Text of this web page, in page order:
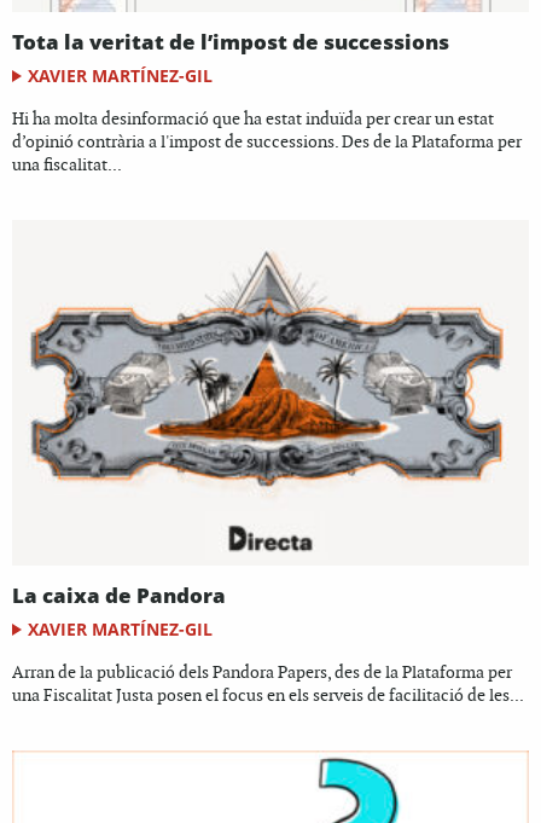
Tota la veritat de l’impost de successions
XAVIER MARTÍNEZ-GIL
Hi ha molta desinformació que ha estat induïda per crear un estat
d’opinió contrària a l'impost de successions. Des de la Plataforma per
una fiscalitat...
La caixa de Pandora
XAVIER MARTÍNEZ-GIL
Arran de la publicació dels Pandora Papers, des de la Plataforma per
una Fiscalitat Justa posen el focus en els serveis de facilitació de les...